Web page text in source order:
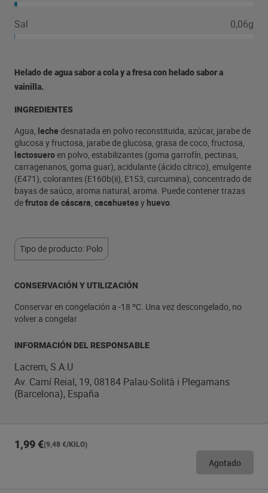
Sal 0,06g
Helado de agua sabor a cola y a fresa con helado sabor a
vainilla.
INGREDIENTES
Agua, leche desnatada en polvo reconstituida, azúcar, jarabe de
glucosa y fructosa, jarabe de glucosa, grasa de coco, fructosa,
lactosueroen polvo, estabilizantes (goma garrofín, pectinas,
carragenanos, goma guar), acidulante (ácido cítrico), emulgente
(E471), colorantes (E160b(ii), E153, curcumina), concentrado de
bayas de saúco, aroma natural, aroma. Puede contener trazas
defrutos de cáscara, cacahuetesyhuevo.
Tipo de producto: Polo
CONSERVACIÓN Y UTILIZACIÓN
Conservar en congelación a -18 ºC. Una vez descongelado, no
volver a congelar
INFORMACIÓN DEL RESPONSABLE
Lacrem, S.A.U
Av. Camí Reial, 19, 08184 Palau-Solità i Plegamans
(Barcelona), España
1,99 €(9,48 €/KILO)
Agotado